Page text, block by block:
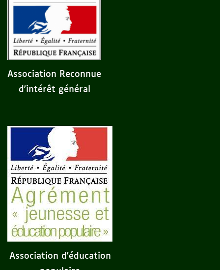
Association Reconnue
d'intérêt général
Association d'éducation